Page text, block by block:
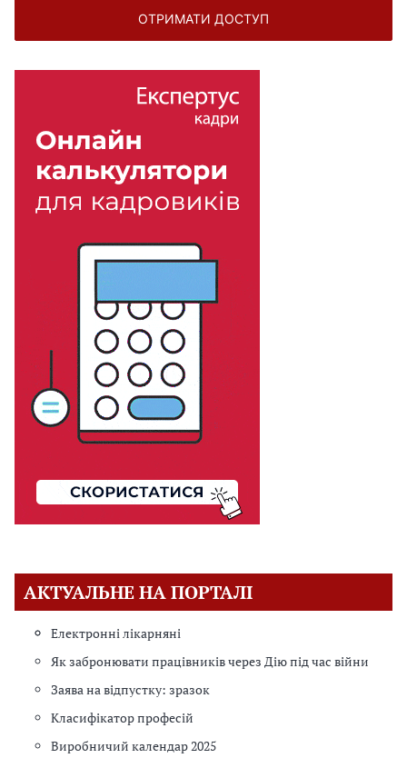
ОТРИМАТИ ДОСТУП
АКТУАЛЬНЕ НА ПОРТАЛІ
Електронні лікарняні
Як забронювати працівників через Дію під час війни
Заява на відпустку: зразок
Класифікатор професій
Виробничий календар 2025